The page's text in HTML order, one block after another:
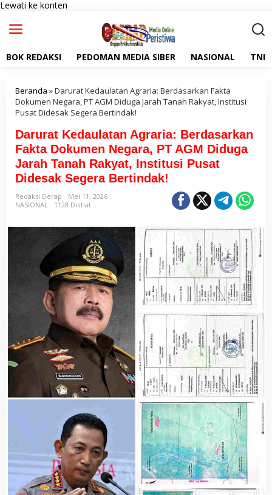
Lewati ke konten
BOK REDAKSI PEDOMAN MEDIA SIBER NASIONAL TNI
Beranda »Darurat Kedaulatan Agraria: Berdasarkan Fakta
Dokumen Negara, PT AGM Diduga Jarah Tanah Rakyat, Institusi
Pusat Didesak Segera Bertindak!
Darurat Kedaulatan Agraria: Berdasarkan
Fakta Dokumen Negara, PT AGM Diduga
Jarah Tanah Rakyat, Institusi Pusat
Didesak Segera Bertindak!
Redaksi Derap
Mei 11, 2026
NASIONAL
1128 Dilihat